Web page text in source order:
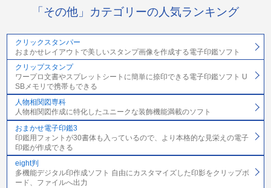
「その他」カテゴリーの人気ランキング
クリックスタンパー
おまかせレイアウトで美しいスタンプ画像を作成する電子印鑑ソフト
クリップスタンプ
ワープロ文書やスプレットシートに簡単に捺印できる電子印鑑ソフト U
SBメモリで携帯もできる
人物相関図専科
人物相関図作成に特化したユニークな装飾機能満載のソフト
おまかせ電子印鑑3
印鑑用フォントが30書体も入っているので、より本格的な見栄えの電子
印鑑が作成できる
eight判
多機能デジタル印作成ソフト 自由にカスタマイズした印影をクリップボ
ード、ファイルへ出力